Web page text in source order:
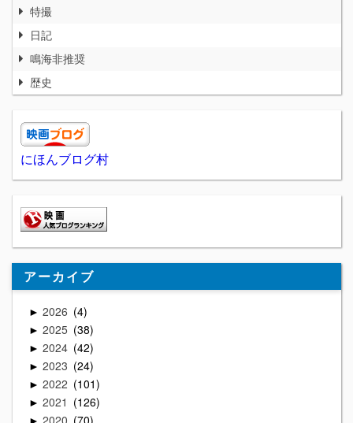
特撮
日記
鳴海非推奨
歴史
にほんブログ村
アーカイブ
► 2026 4
► 2025 38
► 2024 42
► 2023 24
► 2022 101
► 2021 126
2020 70